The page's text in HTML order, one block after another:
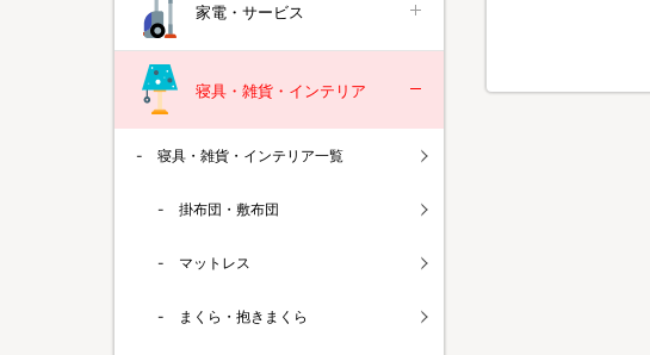
家電・サービス
寝具・雑貨・インテリア
寝具・雑貨・インテリア一覧
掛布団・敷布団
マットレス
まくら・抱きまくら